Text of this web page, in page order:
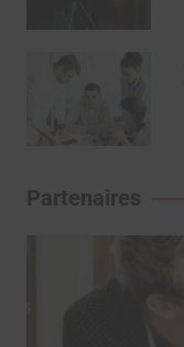
Partenaires